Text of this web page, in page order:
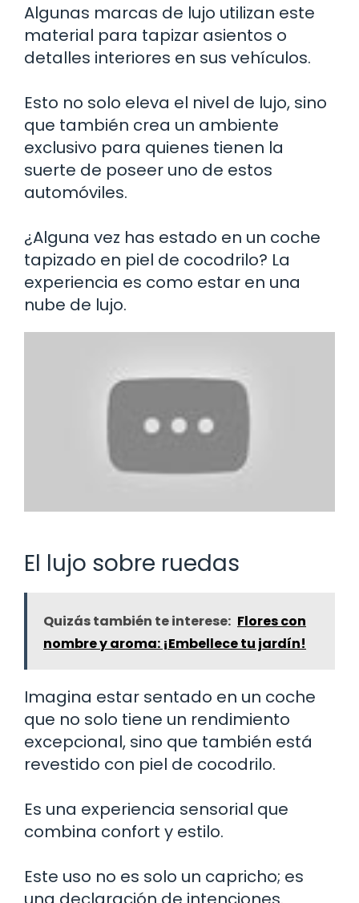
Algunas marcas de lujo utilizan este
material para tapizar asientos o
detalles interiores en sus vehículos.
Esto no solo eleva el nivel de lujo, sino
que también crea un ambiente
exclusivo para quienes tienen la
suerte de poseer uno de estos
automóviles.
¿Alguna vez has estado en un coche
tapizado en piel de cocodrilo? La
experiencia es como estar en una
nube de lujo.
El lujo sobre ruedas
Quizás también te interese: Flores con
nombre y aroma: ¡Embellece tu jardín!
Imagina estar sentado en un coche
que no solo tiene un rendimiento
excepcional, sino que también está
revestido con piel de cocodrilo.
Es una experiencia sensorial que
combina confort y estilo.
Este uso no es solo un capricho; es